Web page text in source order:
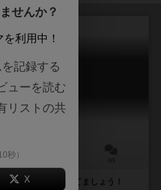
for Mens
for Mens
メガネ男子に仕立てましょう！
せんか？
利用中！
記録する
ューを読む
リストの共
秒）
X